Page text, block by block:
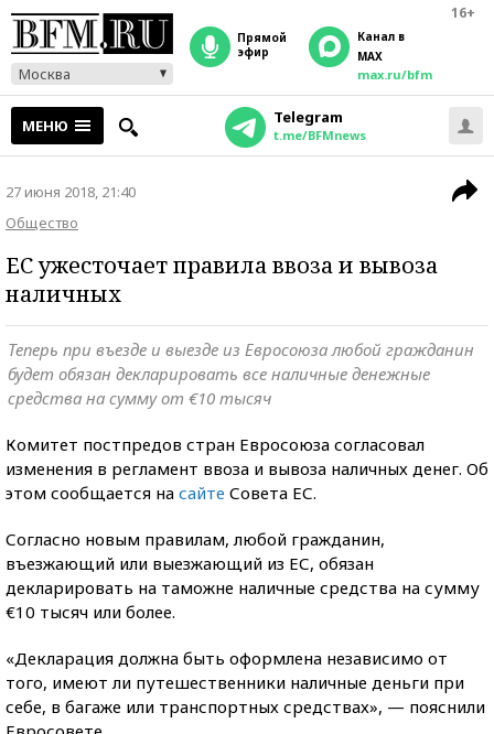
16+
Москва
прямой
эфир
Канал в
MAX
max.ru/bfm
МЕНЮ Telegram
t.me/BFMnews
27 июня 2018, 21:40
Общество
ЕС ужесточает правила ввоза и вывоза
наличных
Теперь при въезде и выезде из Евросоюза любой гражданин
будет обязан декларировать все наличные денежные
средства на сумму от €10 тысяч
Комитет постпредов стран Евросоюза согласовал
изменения в регламент ввоза и вывоза наличных денег. Об
этом сообщается на сайте Совета ЕС.
Согласно новым правилам, любой гражданин,
въезжающий или выезжающий из ЕС, обязан
декларировать на таможне наличные средства на сумму
€10 тысяч или более.
«Декларация должна быть оформлена независимо от
того, имеют ли путешественники наличные деньги при
себе, в багаже или транспортных средствах», — пояснили